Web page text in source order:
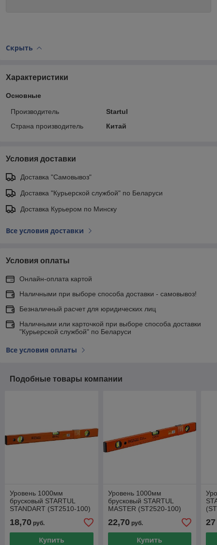
Скрыть
Характеристики
Основные
Производитель
Startul
Страна производитель
Китай
Условия доставки
Доставка "Самовывоз"
Доставка "Курьерской службой" по Беларуси
Доставка Курьером по Минску
Все условия доставки
Условия оплаты
Онлайн-оплата картой
Наличными при выборе способа доставки - самовывоз!
Безналичный расчет для юридических лиц
Наличными или карточкой при выборе способа доставки
"Курьерской службой" по Беларуси
Все условия оплаты
Подобные товары компании
Уровень 1000мм
брусковый STARTUL
STANDART (ST2510-100)
18,70 руб.
Купить
Уровень 1000мм
брусковый STARTUL
MASTER (ST2520-100)
22,70руб.
Купить
27